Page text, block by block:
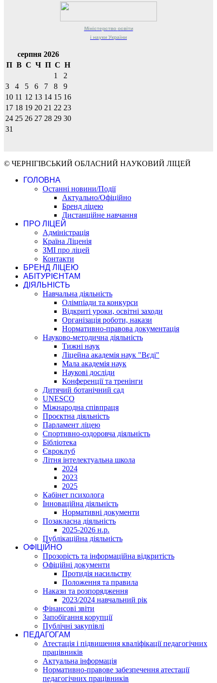
Міністерство освіти
і науки України
серпня 2026
П В С Ч П С Н
1
2
3
4 5 6 7 8
9
10 11 12 13 14 15 16
17 18 19 20 21 22 23
24 25 26 27 28 29 30
31
© ЧЕРНІГІВСЬКИЙ ОБЛАСНИЙ НАУКОВИЙ ЛІЦЕЙ
ГОЛОВНА
Останні новини/Події
Актуально/Офіційно
Бренд ліцею
Дистанційне навчання
ПРО ЛІЦЕЙ
Адміністрація
Країна Ліценія
ЗМІ про ліцей
Контакти
БРЕНД ЛІЦЕЮ
АБІТУРІЄНТАМ
ДІЯЛЬНІСТЬ
Навчальна діяльність
Олімпіади та конкурси
Відкриті уроки, освітні заходи
Організація роботи, накази
Нормативно-правова документація
Науково-методична діяльність
Тижні наук
Ліцейна академія наук "Вєді"
Мала академія наук
Наукові досліди
Конференції та тренінги
Дитячий ботанічний сад
UNESCO
Міжнародна співпраця
Проєктна діяльність
Парламент ліцею
Спортивно-оздоровча діяльність
Бібліотека
Євроклуб
Літня інтелектуальна школа
2024
2023
2025
Кабінет психолога
Інноваційна діяльність
Нормативні документи
Позакласна діяльність
2025-2026 н.р.
Публікаційна діяльність
ОФІЦІЙНО
Прозорість та інформаційна відкритість
Офіційні документи
Протидія насильству
Положення та правила
Накази та розпорядження
2023/2024 навчальний рік
Фінансові звіти
Запобігання корупції
Публічні закупівлі
ПЕДАГОГАМ
Атестація і підвишення кваліфікації педагогічних
працівників
Актуальна інформація
Нормативно-правове забезпечення атестації
педагогічних працівників